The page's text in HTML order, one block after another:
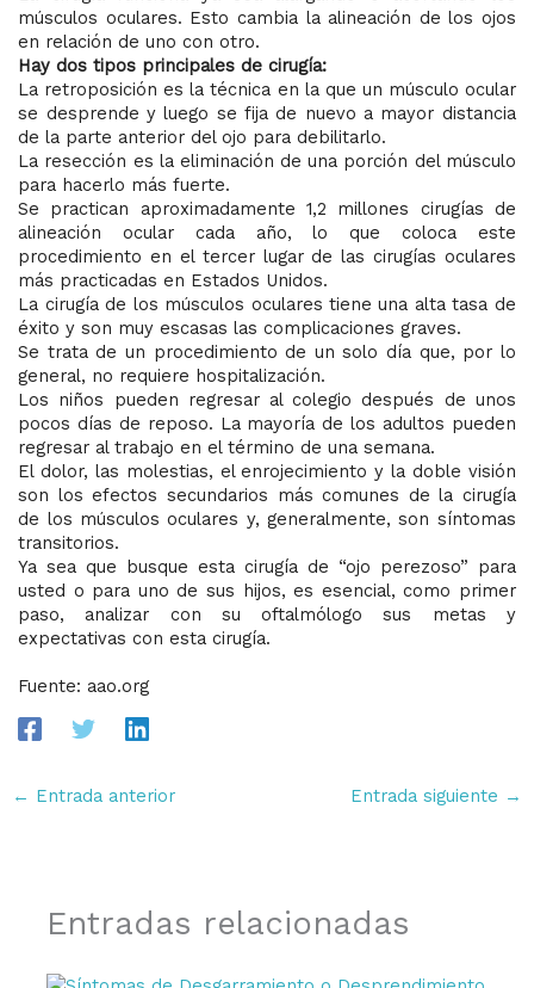
músculos oculares. Esto cambia la alineación de los ojos
en relación de uno con otro.
Hay dos tipos principales de cirugía:
La retroposición es la técnica en la que un músculo ocular
se desprende y luego se fija de nuevo a mayor distancia
de la parte anterior del ojo para debilitarlo.
La resección es la eliminación de una porción del músculo
para hacerlo más fuerte.
Se practican aproximadamente 1,2 millones cirugías de
alineación ocular cada año, lo que coloca este
procedimiento en el tercer lugar de las cirugías oculares
más practicadas en Estados Unidos.
La cirugía de los músculos oculares tiene una alta tasa de
éxito y son muy escasas las complicaciones graves.
Se trata de un procedimiento de un solo día que, por lo
general, no requiere hospitalización.
Los niños pueden regresar al colegio después de unos
pocos días de reposo. La mayoría de los adultos pueden
regresar al trabajo en el término de una semana.
El dolor, las molestias, el enrojecimiento y la doble visión
son los efectos secundarios más comunes de la cirugía
de los músculos oculares y, generalmente, son síntomas
transitorios.
Ya sea que busque esta cirugía de “ojo perezoso” para
usted o para uno de sus hijos, es esencial, como primer
paso, analizar con su oftalmólogo sus metas y
expectativas con esta cirugía.
Fuente: aao.org
← Entrada anterior Entrada siguiente →
Entradas relacionadas